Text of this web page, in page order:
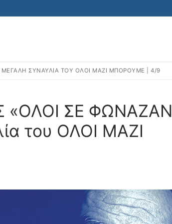
ΣΥΝΑΥΛΊΑ ΤΟΥ ΟΛΟΙ ΜΑΖΙ ΜΠΟΡΟΥΜΕ | 4/9
ΣΕ ΦΩΝΑΖΑΝ
του ΟΛΟΙ ΜΑΖΙ